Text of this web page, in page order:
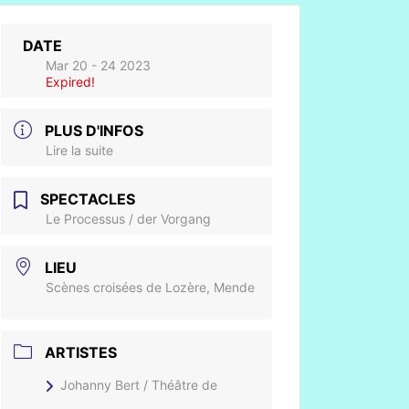
DATE
Mar 20 - 24 2023
Expired!
PLUS D'INFOS
Lire la suite
SPECTACLES
Le Processus / der Vorgang
LIEU
Scènes croisées de Lozère, Mende
ARTISTES
Johanny Bert / Théâtre de